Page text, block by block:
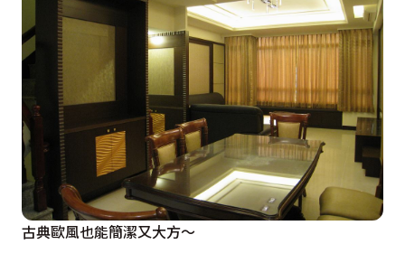
古典歐風也能簡潔又大方～